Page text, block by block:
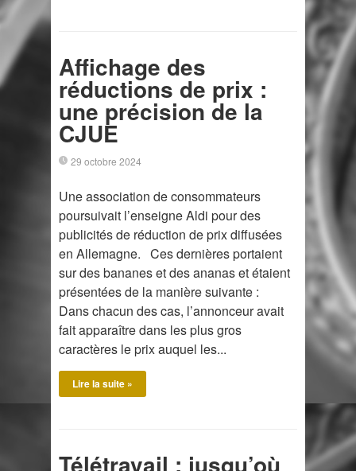
Affichage des
réductions de prix :
une précision de la
CJUE
29 octobre 2024
Une association de consommateurs
poursuivait l’enseigne Aldi pour des
publicités de réduction de prix diffusées
en Allemagne. Ces dernières portaient
sur des bananes et des ananas et étaient
présentées de la manière suivante :
Dans chacun des cas, l’annonceur avait
fait apparaître dans les plus gros
caractères le prix auquel les...
Lire la suite »